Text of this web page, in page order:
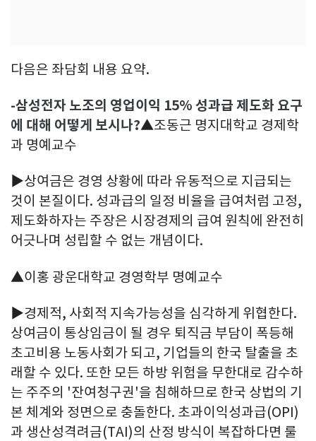
다음은 좌담회 내용 요약.
-삼성전자 노조의 영업이익 15% 성과급 제도화 요구
에 대해 어떻게 보시나?▲조동근 명지대학교 경제학
과 명예교수
▶상여금은 경영 상황에 따라 유동적으로 지급되는
것이 본질이다. 성과급의 일정 비율을 급여처럼 고정,
제도화하자는 주장은 시장경제의 급여 원칙에 완전히
어긋나며 성립할 수 없는 개념이다.
▲이홍 광운대학교 경영학부 명예교수
▶경제적, 사회적 지속가능성을 심각하게 위협한다.
상여금이 통상임금이 될 경우 퇴직금 부담이 폭등해
초고비용 노동사회가 되고, 기업들의 한국 탈출을 초
래할 수 있다. 또한 모든 하방 위험을 무한대로 감수하
는 주주의 '잔여청구권'을 침해하므로 한국 상법의 기
본 체계와 정면으로 충돌한다. 초과이익성과급(OPI)
과 생산성격려금(TAI)의 산정 방식이 복잡하다면 룰